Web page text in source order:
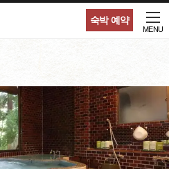
숙박 예약
MENU